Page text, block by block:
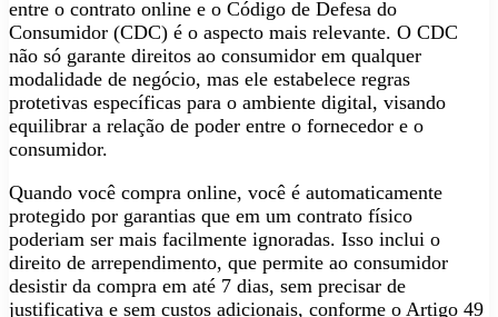
entre o contrato online e o Código de Defesa do
Consumidor (CDC) é o aspecto mais relevante. O CDC
não só garante direitos ao consumidor em qualquer
modalidade de negócio, mas ele estabelece regras
protetivas específicas para o ambiente digital, visando
equilibrar a relação de poder entre o fornecedor e o
consumidor.
Quando você compra online, você é automaticamente
protegido por garantias que em um contrato físico
poderiam ser mais facilmente ignoradas. Isso inclui o
direito de arrependimento, que permite ao consumidor
desistir da compra em até 7 dias, sem precisar de
justificativa e sem custos adicionais, conforme o Artigo 49